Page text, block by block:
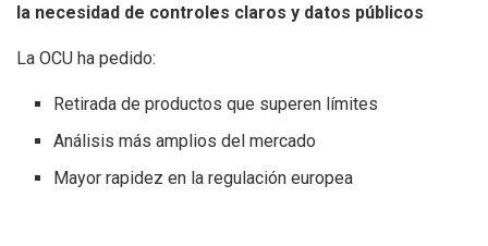
la necesidad de controles claros y datos públicos
La OCU ha pedido:
Retirada de productos que superen límites
Análisis más amplios del mercado
Mayor rapidez en la regulación europea